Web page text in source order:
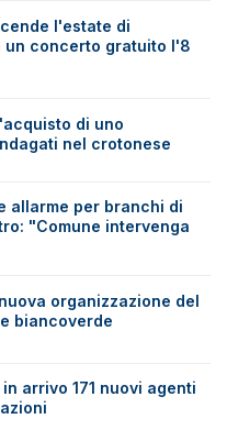
l'estate di
un concerto gratuito l'8
di uno
nel crotonese
allarme per branchi di
"Comune intervenga
organizzazione del
biancoverde
arrivo 171 nuovi agenti